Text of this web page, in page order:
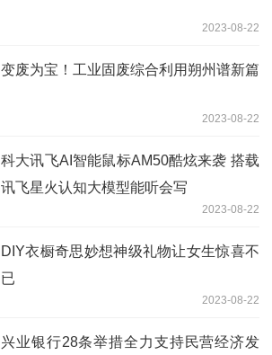
2023-08-22
变废为宝！工业固废综合利用朔州谱新篇
2023-08-22
科大讯飞AI智能鼠标AM50酷炫来袭 搭载
讯飞星火认知大模型能听会写
2023-08-22
DIY衣橱奇思妙想神级礼物让女生惊喜不
已
2023-08-22
兴业银行28条举措全力支持民营经济发